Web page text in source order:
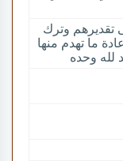
تقديرهم وترك
ما تهدم منها
لله وحده